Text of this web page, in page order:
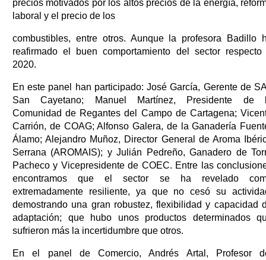
precios motivados por los altos precios de la energía,
laboral y el precio de los
combustibles, entre otros. Aunque la profesora Badillo
reafirmado el buen comportamiento del sector respecto
2020.
En este panel han participado: José García, Gerente de
San Cayetano; Manuel Martínez, Presidente de
Comunidad de Regantes del Campo de Cartagena;
Carrión, de COAG; Alfonso Galera, de la Ganadería
Álamo; Alejandro Muñoz, Director General de Aroma
Serrana (AROMAIS); y Julián Pedreño, Ganadero de
Pacheco y Vicepresidente de COEC. Entre las
encontramos que el sector se ha revelado
extremadamente resiliente, ya que no cesó su
demostrando una gran robustez, flexibilidad y capacidad
adaptación; que hubo unos productos determinados
sufrieron más la incertidumbre que otros.
En el panel de Comercio, Andrés Artal, Profesor